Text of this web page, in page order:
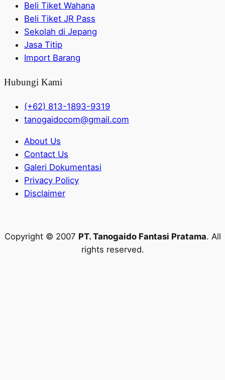
Beli Tiket Wahana
Beli Tiket JR Pass
Sekolah di Jepang
Jasa Titip
Import Barang
Hubungi Kami
(+62) 813-1893-9319
tanogaidocom@gmail.com
About Us
Contact Us
Galeri Dokumentasi
Privacy Policy
Disclaimer
Copyright © 2007 PT. Tanogaido Fantasi Pratama. All
rights reserved.